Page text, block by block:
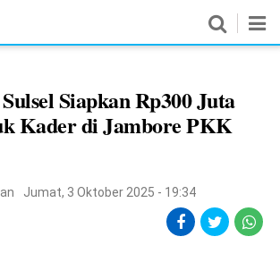
Siapkan Rp300 Juta
Kader di Jambore PKK
Jumat, 3 Oktober 2025 - 19:34